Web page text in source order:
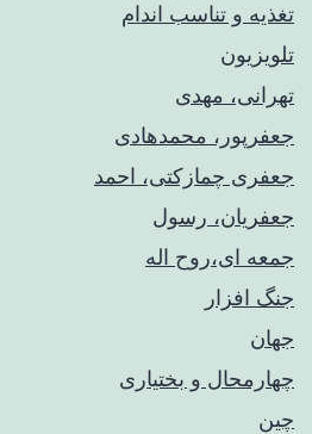
تغذیه و تناسب اندام
تلویزیون
تهرانی، مهدی
جعفرپور، محمدهادی
جعفری چمازکتی، احمد
جعفریان، رسول
جمعه ای،روح اله
جنگ افزار
جهان
چهارمحال و بختیاری
چین